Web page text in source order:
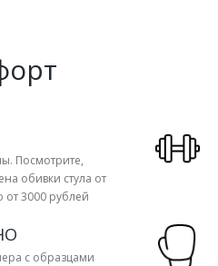
Посмотрите,
обивки стула от
от 3000 рублей
с образцами